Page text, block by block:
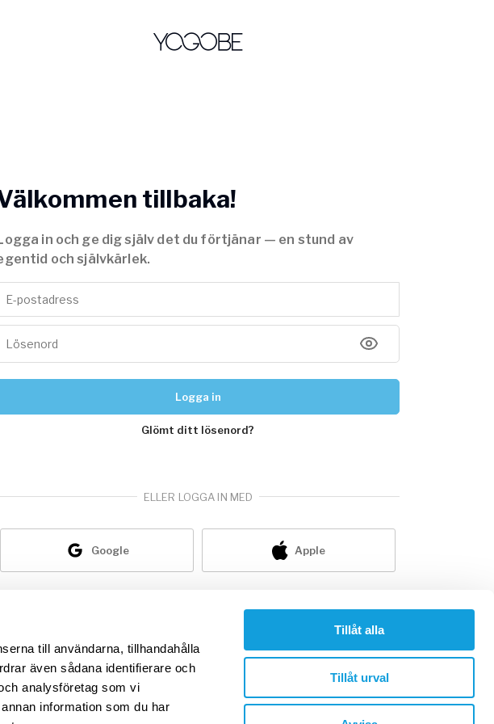
till användarna, tillhandahålla
även sådana identifierare och
analysföretag som vi
information som du har
Tillåt alla
Tillåt urval
tillbaka!
in och ge dig själv det du förtjänar — en stund av
och självkärlek.
Logga in
Glömt ditt lösenord?
ELLER LOGGA IN MED
Google Apple
skapa konto